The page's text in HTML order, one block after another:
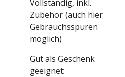
Vollständig, inkl.
Zubehör (auch hier
Gebrauchsspuren
möglich)
Gut als Geschenk
geeignet